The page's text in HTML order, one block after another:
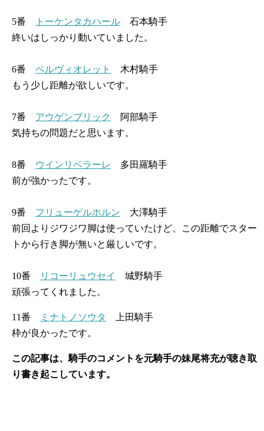
5番 トーケンタカハール 石本騎手
終いはしっかり動いていました。
6番 ベルヴィオレット
木村騎手
もう少し距離が欲しいです。
7番 アウゲンブリック
阿部騎手
気持ちの問題だと思います。
8番 ウインリベラーレ
多田羅騎手
前が強かったです。
9番 フリューゲルホルン 大澤騎手
前回よりジワジワ脚は使っていたけど、この距離でスター
トから行き脚が無いと厳しいです。
10番 リコーリュウセイ
城野騎手
頑張ってくれました。
11番 ミナトノソウタ
上田騎手
枠が良かったです。
この記事は、騎手のコメントを元騎手の妹尾将充が聴き取
り書き起こしています。